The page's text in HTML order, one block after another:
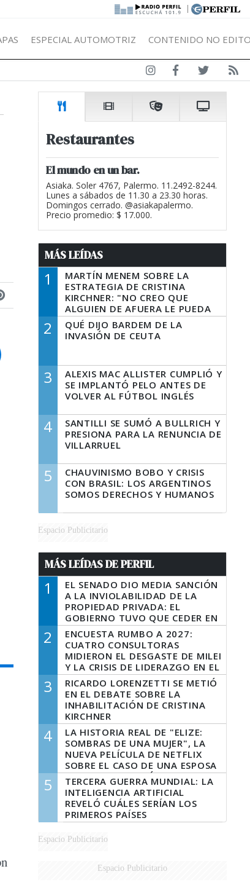
|
ESPECIAL AUTOMOTRIZ CONTENIDO NO
Restaurantes
El mundo en un bar.
Asiaka. Soler 4767, Palermo. 11.2492-8244.
Lunes a sábados de 11.30 a 23.30 horas.
Domingos cerrado. @asiakapalermo.
Precio promedio: $ 17.000.
MÁS LEÍDAS
1
MARTÍN MENEM SOBRE LA
ESTRATEGIA DE CRISTINA
KIRCHNER: "NO CREO QUE
ALGUIEN DE AFUERA LE PUEDA
DECIR A LA JUSTICIA LO QUE
TIENE QUE HACER"
2
QUÉ DIJO BARDEM DE LA
INVASIÓN DE CEUTA
3
ALEXIS MAC ALLISTER CUMPLIÓ Y
SE IMPLANTÓ PELO ANTES DE
VOLVER AL FÚTBOL INGLÉS
4
SANTILLI SE SUMÓ A BULLRICH Y
PRESIONA PARA LA RENUNCIA DE
VILLARRUEL
5
CHAUVINISMO BOBO Y CRISIS
CON BRASIL: LOS ARGENTINOS
SOMOS DERECHOS Y HUMANOS
Espacio Publicitario
MÁS LEÍDAS DE PERFIL
1
EL SENADO DIO MEDIA SANCIÓN
A LA INVIOLABILIDAD DE LA
PROPIEDAD PRIVADA: EL
GOBIERNO TUVO QUE CEDER EN
LA LEY DEL MANEJO DEL FUEGO
2
ENCUESTA RUMBO A 2027:
CUATRO CONSULTORAS
MIDIERON EL DESGASTE DE MILEI
Y LA CRISIS DE LIDERAZGO EN EL
PERONISMO
3
RICARDO LORENZETTI SE METIÓ
EN EL DEBATE SOBRE LA
INHABILITACIÓN DE CRISTINA
KIRCHNER
4
LA HISTORIA REAL DE "ELIZE:
SOMBRAS DE UNA MUJER", LA
NUEVA PELÍCULA DE NETFLIX
SOBRE EL CASO DE UNA ESPOSA
QUE DESCUARTIZÓ A SU
MARIDO
5
TERCERA GUERRA MUNDIAL: LA
INTELIGENCIA ARTIFICIAL
REVELÓ CUÁLES SERÍAN LOS
PRIMEROS PAÍSES
LATINOAMERICANOS EN SER
DERROTADOS
Espacio Publicitario
Espacio Publicitario